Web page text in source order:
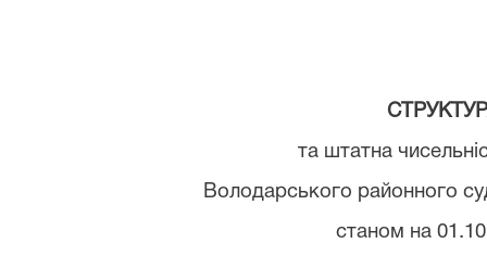
та штатна
Володарського районного
станом на